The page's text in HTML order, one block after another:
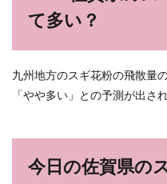
て多い？
九州地方のスギ花粉の飛散量
「やや多い」との予測が出さ
今日の佐賀県の